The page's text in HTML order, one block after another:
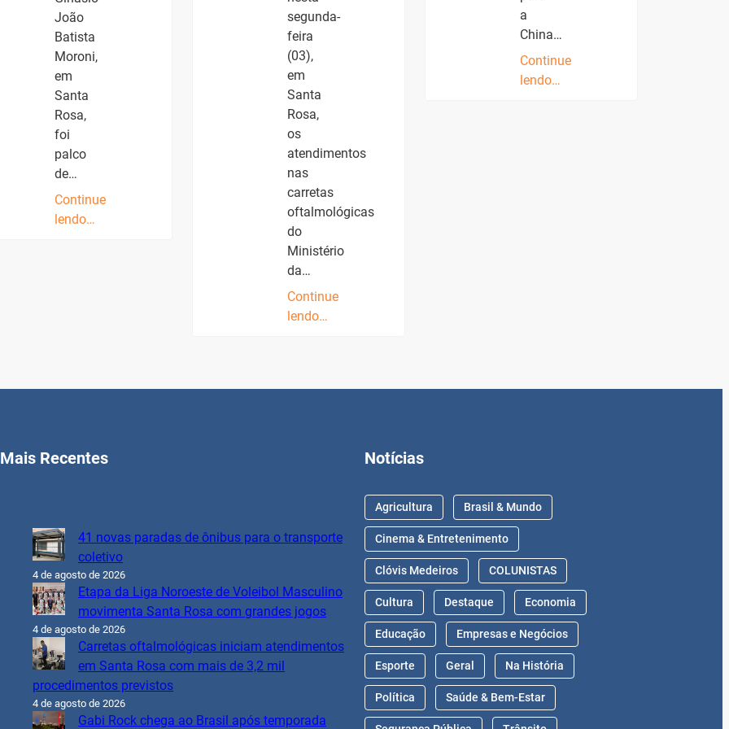
João
Batista
Moroni,
em
Santa
Rosa,
foi
palco
de…
Continue
lendo…
segunda-
feira
(03),
em
Santa
Rosa,
os
atendimentos
nas
carretas
oftalmológicas
do
Ministério
da…
Continue
lendo…
a
China…
Continue
lendo…
Mais Recentes
41 novas paradas de ônibus para o transporte
coletivo
4 de agosto de 2026
Etapa da Liga Noroeste de Voleibol Masculino
movimenta Santa Rosa com grandes jogos
4 de agosto de 2026
Carretas oftalmológicas iniciam atendimentos
em Santa Rosa com mais de 3,2 mil
procedimentos previstos
4 de agosto de 2026
Gabi Rock chega ao Brasil após temporada
Notícias
Agricultura Brasil & Mundo
Cinema & Entretenimento
Clóvis Medeiros COLUNISTAS
Cultura Destaque Economia
Educação Empresas e Negócios
Esporte Geral Na História
Política Saúde & Bem-Estar